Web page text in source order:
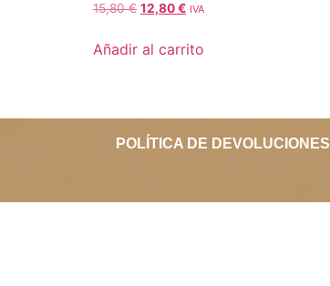
15,80€ 12,80€ IVA
Añadir al carrito
POLÍTICA DE DEVOLUCIONES